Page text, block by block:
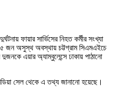
ফায়ার সার্ভিসের নিহত কর্মীর সংখ্যা
জন অসুস্থ অবস্থায় চট্টগ্রাম সিএমএইচে
এয়ার অ্যাম্বুলেন্সে ঢাকায় পাঠানো
সেল থেকে এ তথ্য জানানো হয়েছে।